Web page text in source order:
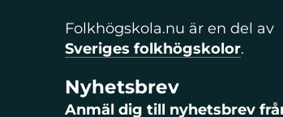
Folkhögskola.nu är en del av
Sveriges folkhögskolor.
Nyhetsbrev
Anmäl dig till nyhetsbrev